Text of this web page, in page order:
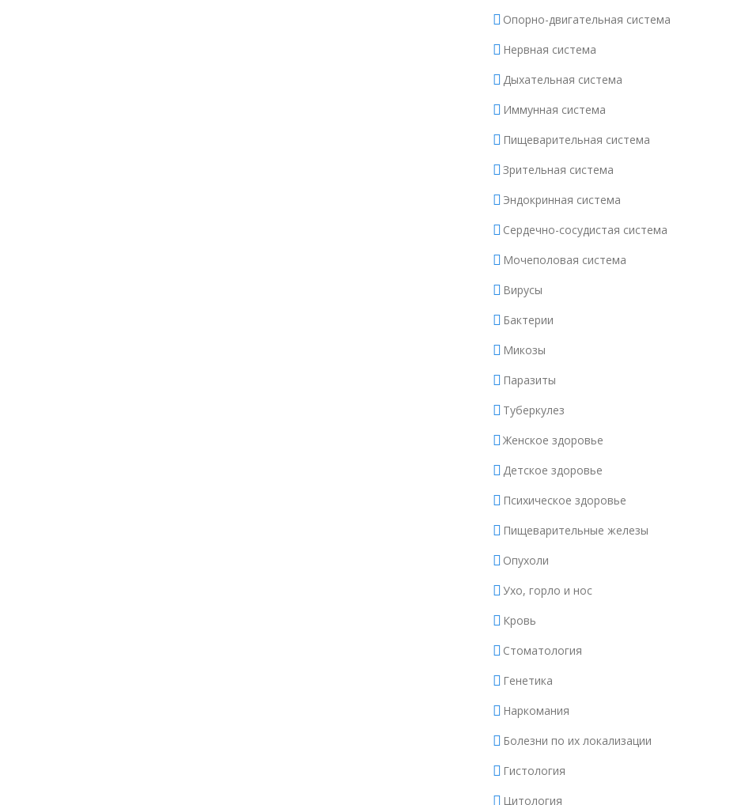
Опорно-двигательная система
Нервная система
Дыхательная система
Иммунная система
Пищеварительная система
Зрительная система
Эндокринная система
Сердечно-сосудистая система
Мочеполовая система
Вирусы
Бактерии
Микозы
Паразиты
Туберкулез
Женское здоровье
Детское здоровье
Психическое здоровье
Пищеварительные железы
Опухоли
Ухо, горло и нос
Кровь
Стоматология
Генетика
Наркомания
Болезни по их локализации
Гистология
Цитология